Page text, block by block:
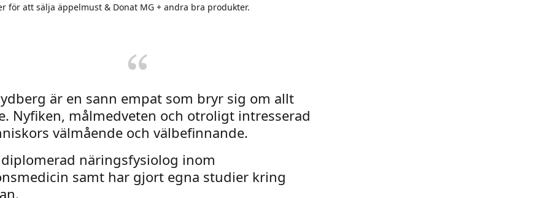
för att sälja äppelmust & Donat MG + andra bra produkter.
är en sann empat som bryr sig om allt
Nyfiken, målmedveten och otroligt intresserad
välmående och välbefinnande.
näringsfysiolog inom
samt har gjort egna studier kring